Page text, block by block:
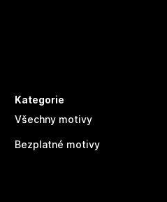
Kategorie
Všechny motivy
Bezplatné motivy